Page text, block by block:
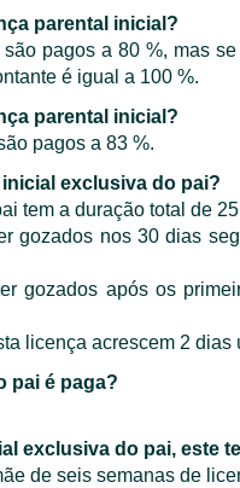
parental inicial?
pagos a 80 %, mas
é igual a 100 %.
parental inicial?
pagos a 83 %.
exclusiva do pai?
tem a duração total de
gozados nos 30 dias
gozados após os
licença acrescem 2
pai é paga?
exclusiva do pai, este
de seis semanas de